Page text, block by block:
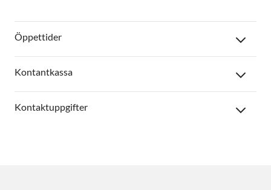
Öppettider
Kontantkassa
Kontaktuppgifter